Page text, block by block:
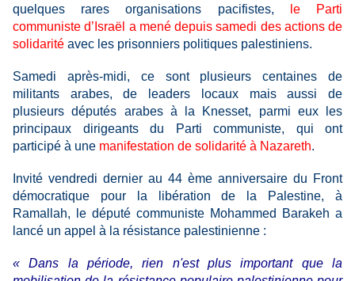
quelques rares organisations pacifistes,
le Parti
communiste d’Israël a mené depuis samedi des actions de
solidarité avec les prisonniers politiques palestiniens.
Samedi après-midi, ce sont plusieurs centaines de
militants arabes, de leaders locaux mais aussi de
plusieurs députés arabes à la Knesset, parmi eux les
principaux dirigeants du Parti communiste, qui ont
participé à une manifestation de solidarité à Nazareth.
Invité vendredi dernier au 44 ème anniversaire du Front
démocratique pour la libération de la Palestine, à
Ramallah, le député communiste Mohammed Barakeh a
lancé un appel à la résistance palestinienne :
« Dans la période, rien n'est plus important que la